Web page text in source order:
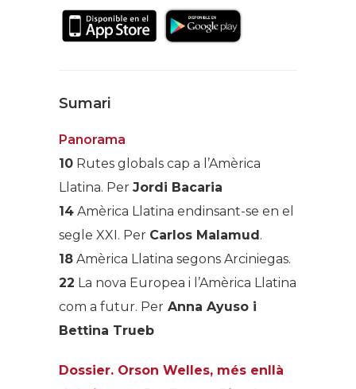
Sumari
Panorama
10 Rutes globals cap a l’Amèrica
Llatina. Per Jordi Bacaria
14 Amèrica Llatina endinsant-se en el
segle XXI. Per Carlos Malamud.
18 Amèrica Llatina segons Arciniegas.
22 La nova Europea i l’Amèrica Llatina
com a futur. Per Anna Ayuso i
Bettina Trueb
Dossier. Orson Welles, més enllà